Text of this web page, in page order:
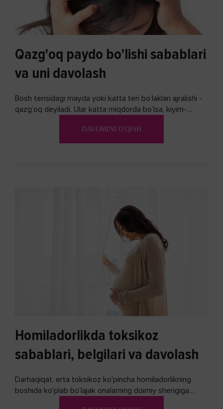
Qazg'oq paydo bo'lishi sabablari
va uni davolash
Bosh terisidagi mayda yoki katta teri bo’laklari ajralishi -
qazg’oq deyiladi. Ular katta miqdorda bo’lsa, kiyim-
DAVOMINI O'QISH
Homiladorlikda toksikoz
sabablari, belgilari va davolash
Darhaqiqat, erta toksikoz ko'pincha homiladorlikning
boshida ko'plab bo’lajak onalarning doimiy sherigiga